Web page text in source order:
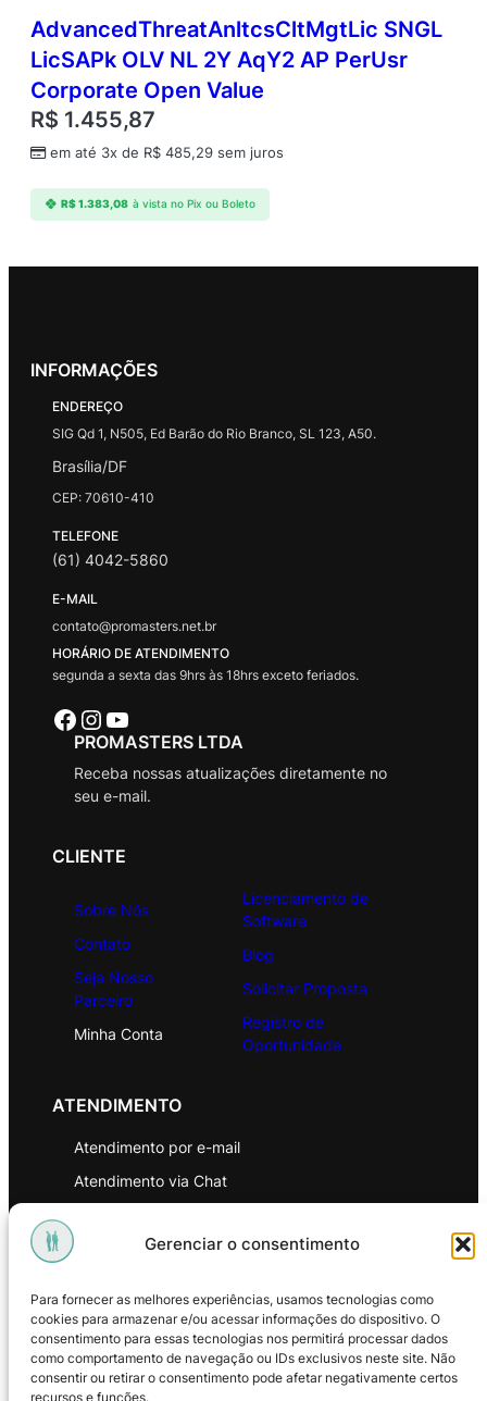
Gerenciar o consentimento
Para fornecer as melhores experiências, usamos tecnologias como
cookies para armazenar e/ou acessar informações do dispositivo. O
consentimento para essas tecnologias nos permitirá processar dados
como comportamento de navegação ou IDs exclusivos neste site. Não
consentir ou retirar o consentimento pode afetar negativamente certos
recursos e funções.
AdvancedThreatAnltcsCltMgtLic SNGL
LicSAPk OLV NL 2Y AqY2 AP PerUsr
Corporate Open Value
R$ 1.455,87
em até 3x de R$ 485,29 sem juros
R$1.383,08 à vista no Pix ou Boleto
INFORMAÇÕES
ENDEREÇO
SIG Qd 1, N505, Ed Barão do Rio Branco, SL 123, A50.
Brasília/DF
CEP: 70610-410
TELEFONE
(61) 4042-5860
E-MAIL
contato@promasters.net.br
HORÁRIO DE ATENDIMENTO
segunda a sexta das 9hrs às 18hrs exceto feriados.
Facebook Instagram Youtube
PROMASTERS LTDA
Receba nossas atualizações diretamente no
seu e-mail.
CLIENTE
Sobre Nós
Contato
Seja Nosso
Parceiro
Minha Conta
Licenciamento de
Software
Blog
Solicitar Proposta
Registro de
Oportunidade
ATENDIMENTO
Atendimento por e-mail
Atendimento via Chat
Política de Privacidade
Política de Troca e Devoluções
Política de Reembolso